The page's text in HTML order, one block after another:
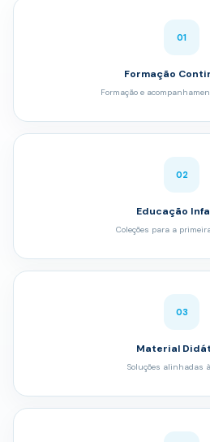
01
Formação
Formação e
02
Educação
Coleções para a
03
Material
Soluções alinhadas